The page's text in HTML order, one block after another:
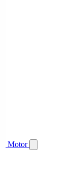
Motor